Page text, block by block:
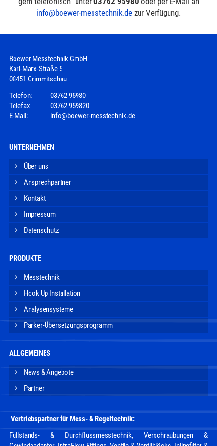
info@boewer-messtechnik.de zur Verfügung.
Boewer Messtechnik GmbH
Karl-Marx-Straße 5
08451 Crimmitschau
Telefon:
03762 95980
Telefax:
03762 959820
E-Mail:
info@boewer-messtechnik.de
UNTERNEHMEN
Über uns
Ansprechpartner
Kontakt
Impressum
Datenschutz
PRODUKTE
Messtechnik
Hook Up Installation
Analysensysteme
Parker-Übersetzungsprogramm
ALLGEMEINES
News & Angebote
Partner
Vertriebspartner für Mess- & Regeltechnik:
Füllstands- & Durchflussmesstechnik,Verschraubungen &